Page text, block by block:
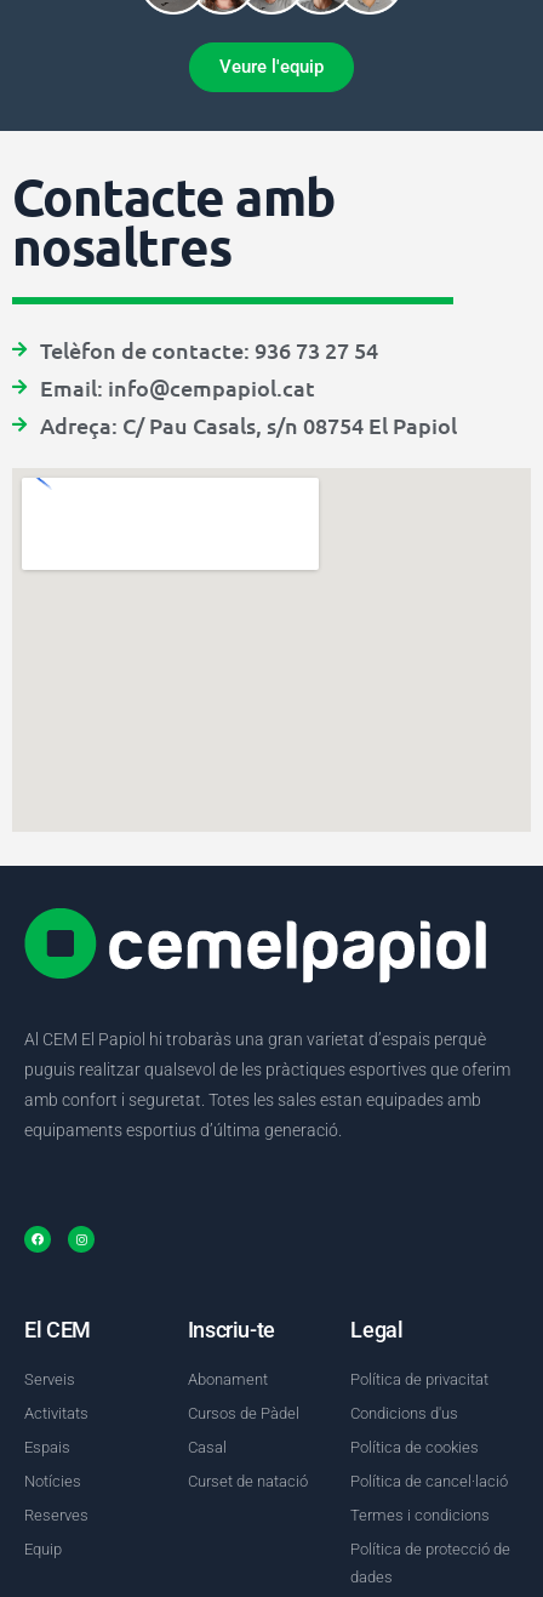
Veure l'equip
Contacte amb
nosaltres
Telèfon de contacte: 936 73 27 54
Email: info@cempapiol.cat
Adreça: C/ Pau Casals, s/n 08754 El Papiol
Al CEM El Papiol hi trobaràs una gran varietat d’espais perquè
puguis realitzar qualsevol de les pràctiques esportives que oferim
amb confort i seguretat. Totes les sales estan equipades amb
equipaments esportius d’última generació.
El CEM
Serveis
Activitats
Espais
Notícies
Reserves
Equip
Inscriu-te
Abonament
Cursos de Pàdel
Casal
Curset de natació
Legal
Política de privacitat
Condicions d'us
Política de cookies
Política de cancel·lació
Termes i condicions
Política de protecció de
dades